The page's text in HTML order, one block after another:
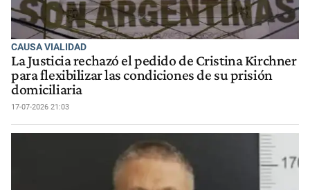
CAUSA VIALIDAD
La Justicia rechazó el pedido de Cristina Kirchner
para flexibilizar las condiciones de su prisión
domiciliaria
17-07-2026 21:03